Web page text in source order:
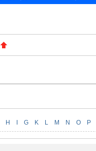
H I G K L M N O P